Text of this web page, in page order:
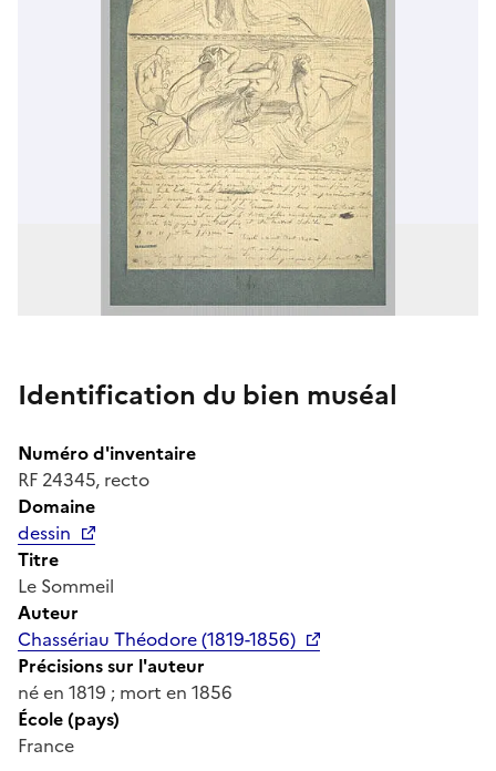
Identification du bien muséal
Numéro d'inventaire
RF 24345, recto
Domaine
dessin
Titre
Le Sommeil
Auteur
Chassériau Théodore (1819-1856)
Précisions sur l'auteur
né en 1819 ; mort en 1856
École (pays)
France